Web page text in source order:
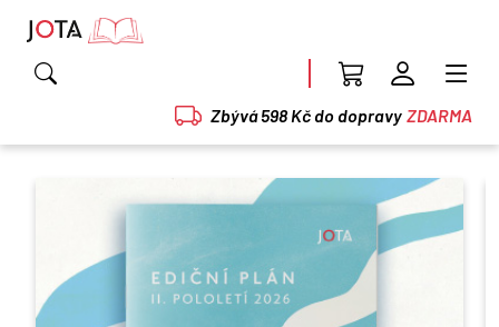
Zbývá 598 Kč do dopravy ZDARMA